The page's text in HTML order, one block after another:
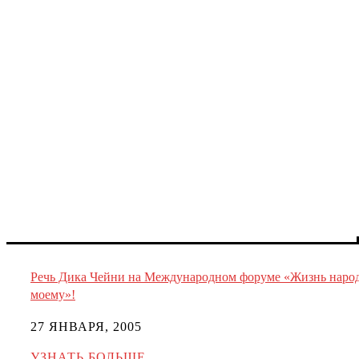
Речь Дика Чейни на Международном форуме «Жизнь
моему»!
27 ЯНВАРЯ, 2005